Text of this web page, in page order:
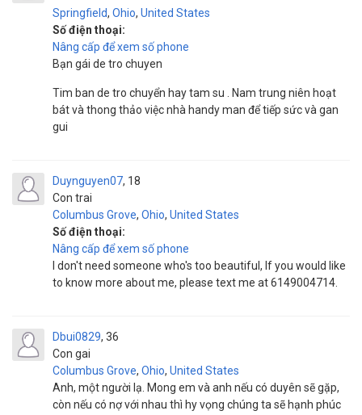
Springfield, Ohio, United States
Số điện thoại:
Nâng cấp để xem số phone
Bạn gái de tro chuyen
Tim ban de tro chuyển hay tam su . Nam trung niên hoạt
bát và thong thảo việc nhà handy man để tiếp sức và gan
gui
Duynguyen07
Con trai
18
Columbus Grove, Ohio, United States
Số điện thoại:
Nâng cấp để xem số phone
I don't need someone who's too beautiful, If you would like
to know more about me, please text me at 6149004714.
Dbui0829
Con gai
36
Columbus Grove, Ohio, United States
Anh, một người lạ. Mong em và anh nếu có duyên sẽ gặp,
còn nếu có nợ với nhau thì hy vọng chúng ta sẽ hạnh phúc